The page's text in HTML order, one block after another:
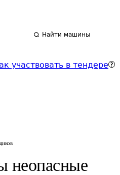
Найти машины
участвовать в тендере
неопасные